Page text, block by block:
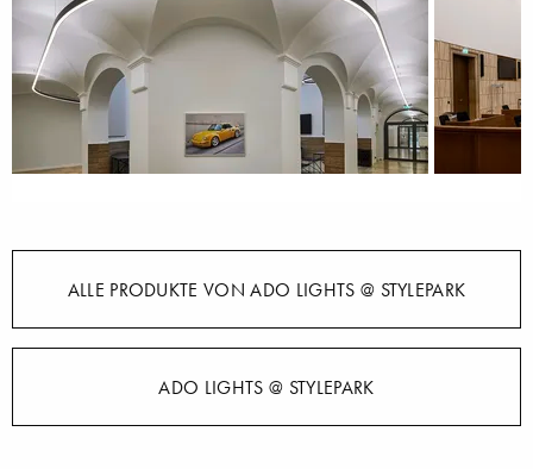
ALLE PRODUKTE VON ADO LIGHTS @ STYLEPARK
ADO LIGHTS @ STYLEPARK